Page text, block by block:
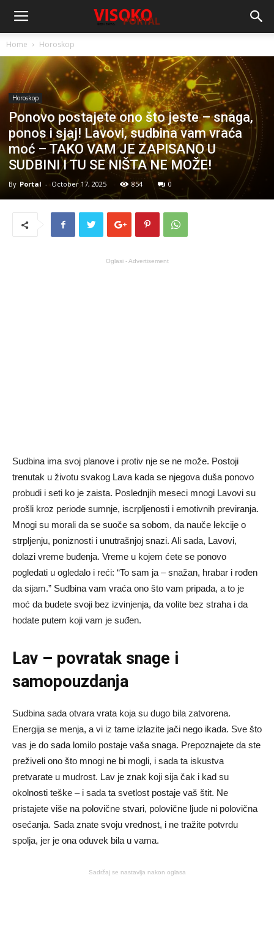
Home Horoskop
Horoskop
Ponovo postajete ono što jeste – snaga,
ponos i sjaj! Lavovi, sudbina vam vraća
moć – TAKO VAM JE ZAPISANO U
SUDBINI I TU SE NIŠTA NE MOŽE!
By Portal - October 17, 2025 854 0
Oglasi - Advertisement
Sudbina ima svoj planove i protiv nje se ne može. Postoji
trenutak u životu svakog Lava kada se njegova duša ponovo
probudi i seti ko je zaista. Poslednjih meseci mnogi Lavovi su
prošli kroz periode sumnje, iscrpljenosti i emotivnih previranja.
Mnogi su morali da se suoče sa sobom, da nauče lekcije o
strpljenju, poniznosti i unutrašnjoj snazi. Ali sada, Lavovi,
dolazi vreme buđenja. Vreme u kojem ćete se ponovo
pogledati u ogledalo i reći: “To sam ja – snažan, hrabar i rođen
da sijam.” Sudbina vam vraća ono što vam pripada, a to je
moć da budete svoji bez izvinjenja, da volite bez straha i da
hodate putem koji vam je suđen.
Lav – povratak snage i
samopouzdanja
Sudbina sada otvara vrata koja su dugo bila zatvorena.
Energija se menja, a vi iz tame izlazite jači nego ikada. Sve što
vas je do sada lomilo postaje vaša snaga. Prepoznajete da ste
preživeli ono što mnogi ne bi mogli, i sada ta iskustva
pretvarate u mudrost. Lav je znak koji sija čak i kad su
okolnosti teške – i sada ta svetlost postaje vaš štit. Ne
pristajete više na polovične stvari, polovične ljude ni polovična
osećanja. Sada znate svoju vrednost, i ne tražite potvrdu
spolja, jer je ona oduvek bila u vama.
Sadržaj se nastavlja nakon oglasa